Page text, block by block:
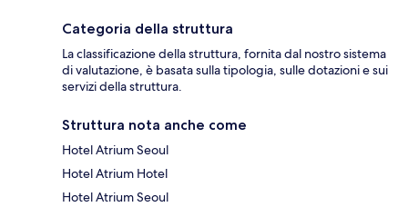
Categoria della struttura
La classificazione della struttura, fornita dal nostro sistema
di valutazione, è basata sulla tipologia, sulle dotazioni e sui
servizi della struttura.
Struttura nota anche come
Hotel Atrium Seoul
Hotel Atrium Hotel
Hotel Atrium Seoul